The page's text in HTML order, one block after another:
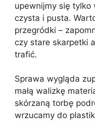
upewnijmy się tylko
czysta i pusta.
przegródki –
czy stare skarpetki
trafić.
Sprawa wygląda
małą walizkę
skórzaną torbę
wrzucamy do